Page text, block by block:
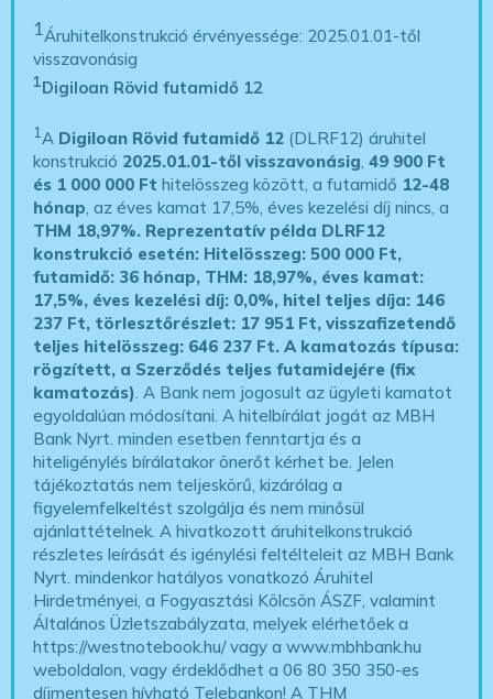
1Áruhitelkonstrukció érvényessége: 2025.01.01-től
visszavonásig
1Digiloan Rövid futamidő 12
1A Digiloan Rövid futamidő 12 (DLRF12) áruhitel
konstrukció 2025.01.01-től visszavonásig,49 900 Ft
és 1 000 000 Ft hitelösszeg között, a futamidő 12-48
hónap, az éves kamat 17,5%, éves kezelési díj nincs, a
THM 18,97%. Reprezentatív példa DLRF12
konstrukció esetén: Hitelösszeg: 500 000 Ft,
futamidő: 36 hónap, THM: 18,97%, éves kamat:
17,5%, éves kezelési díj: 0,0%, hitel teljes díja: 146
237 Ft, törlesztőrészlet: 17 951 Ft, visszafizetendő
teljes hitelösszeg: 646 237 Ft.A kamatozás típusa:
rögzített, a Szerződés teljes futamidejére (fix
kamatozás). A Bank nem jogosult az ügyleti kamatot
egyoldalúan módosítani. A hitelbírálat jogát az MBH
Bank Nyrt. minden esetben fenntartja és a
hiteligénylés bírálatakor önerőt kérhet be. Jelen
tájékoztatás nem teljeskörű, kizárólag a
figyelemfelkeltést szolgálja és nem minősül
ajánlattételnek. A hivatkozott áruhitelkonstrukció
részletes leírását és igénylési feltélteleit az MBH Bank
Nyrt. mindenkor hatályos vonatkozó Áruhitel
Hirdetményei, a Fogyasztási Kölcsön ÁSZF, valamint
Általános Üzletszabályzata, melyek elérhetőek a
https://westnotebook.hu/vagy a www.mbhbank.hu
weboldalon, vagy érdeklődhet a 06 80 350 350-es
díjmentesen hívható Telebankon! A THM